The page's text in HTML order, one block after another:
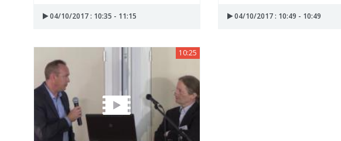
04/10/2017 : 10:35 - 11:15 04/10/2017 : 10:49 - 10:49
10:25